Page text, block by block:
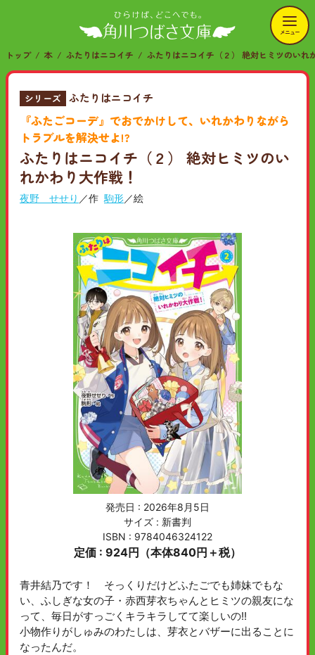
メニュー
トップ 本 ふたりはニコイチ ふたりはニコイチ（２） 絶対ヒミツのいれ
シリーズ ふたりはニコイチ
『ふたごコーデ』でおでかけして、いれかわりながら
トラブルを解決せよ!?
ふたりはニコイチ（２） 絶対ヒミツのい
れかわり大作戦！
夜野 せせり ／作 駒形／絵
発売日 : 2026年8月5日
サイズ : 新書判
ISBN : 9784046324122
定価 : 924円（本体840円＋税）
青井結乃です！ そっくりだけどふたごでも姉妹でもな
い、ふしぎな女の子・赤西芽衣ちゃんとヒミツの親友にな
って、毎日がすっごくキラキラしてて楽しいの!!
小物作りがしゅみのわたしは、芽衣とバザーに出ることに
なったんだ。